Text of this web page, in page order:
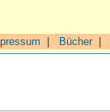
Bücher|